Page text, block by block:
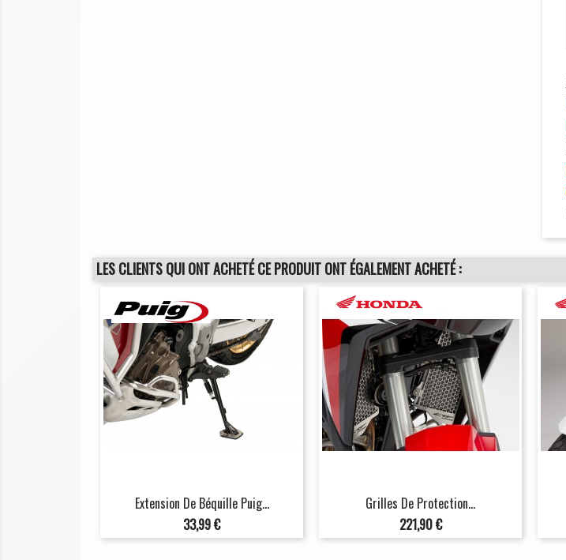
LES CLIENTS QUI ONT ACHETÉ CE PRODUIT ONT ÉGALEMENT ACHETÉ :
Extension De Béquille Puig...
Prix
33,99 €
Grilles De Protection...
Prix
221,90 €